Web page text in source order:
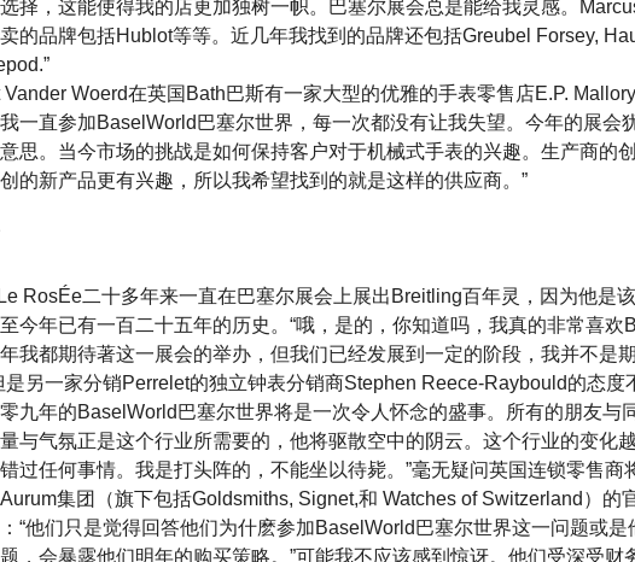
择，这能使得我的店更加独树一帜。巴塞尔展会总是能给我灵感。
的品牌包括Hublot等等。近几年我找到的品牌还包括Greubel Forsey,
Vander Woerd在英国Bath巴斯有一家大型的优雅的手表零售店E.P.
一直参加BaselWorld巴塞尔世界，每一次都没有让我失望。今年的展会
思。当今市场的挑战是如何保持客户对于机械式手表的兴趣。生产商的
的新产品更有兴趣，所以我希望找到的就是这样的供应商。”
RosÉe二十多年来一直在巴塞尔展会上展出Breitling百年灵，因为他是
今年已有一百二十五年的历史。“哦，是的，你知道吗，我真的非常喜欢
我都期待著这一展会的举办，但我们已经发展到一定的阶段，我并不是
是另一家分销Perrelet的独立钟表分销商Stephen Reece-Raybould的态度
九年的BaselWorld巴塞尔世界将是一次令人怀念的盛事。所有的朋友与
与气氛正是这个行业所需要的，他将驱散空中的阴云。这个行业的变化
过任何事情。我是打头阵的，不能坐以待毙。”毫无疑问英国连锁零售商
集团（旗下包括Goldsmiths, Signet,和 Watches of Switzerland）的
“他们只是觉得回答他们为什麽参加BaselWorld巴塞尔世界这一问题或
，会暴露他们明年的购买策略。”可能我不应该感到惊讶。他们受深受财